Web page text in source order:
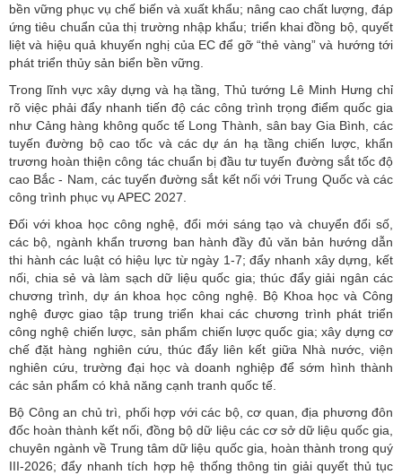
bền vững phục vụ chế biến và xuất khẩu; nâng cao chất lượng, đáp
ứng tiêu chuẩn của thị trường nhập khẩu; triển khai đồng bộ, quyết
liệt và hiệu quả khuyến nghị của EC để gỡ “thẻ vàng” và hướng tới
phát triển thủy sản biển bền vững.
Trong lĩnh vực xây dựng và hạ tầng, Thủ tướng Lê Minh Hưng chỉ
rõ việc phải đẩy nhanh tiến độ các công trình trọng điểm quốc gia
như Cảng hàng không quốc tế Long Thành, sân bay Gia Bình, các
tuyến đường bộ cao tốc và các dự án hạ tầng chiến lược, khẩn
trương hoàn thiện công tác chuẩn bị đầu tư tuyến đường sắt tốc độ
cao Bắc - Nam, các tuyến đường sắt kết nối với Trung Quốc và các
công trình phục vụ APEC 2027.
Đối với khoa học công nghệ, đổi mới sáng tạo và chuyển đổi số,
các bộ, ngành khẩn trương ban hành đầy đủ văn bản hướng dẫn
thi hành các luật có hiệu lực từ ngày 1-7; đẩy nhanh xây dựng, kết
nối, chia sẻ và làm sạch dữ liệu quốc gia; thúc đẩy giải ngân các
chương trình, dự án khoa học công nghệ. Bộ Khoa học và Công
nghệ được giao tập trung triển khai các chương trình phát triển
công nghệ chiến lược, sản phẩm chiến lược quốc gia; xây dựng cơ
chế đặt hàng nghiên cứu, thúc đẩy liên kết giữa Nhà nước, viện
nghiên cứu, trường đại học và doanh nghiệp để sớm hình thành
các sản phẩm có khả năng cạnh tranh quốc tế.
Bộ Công an chủ trì, phối hợp với các bộ, cơ quan, địa phương đôn
đốc hoàn thành kết nối, đồng bộ dữ liệu các cơ sở dữ liệu quốc gia,
chuyên ngành về Trung tâm dữ liệu quốc gia, hoàn thành trong quý
III-2026; đẩy nhanh tích hợp hệ thống thông tin giải quyết thủ tục